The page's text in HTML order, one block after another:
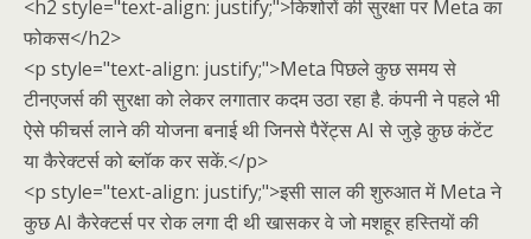
<h2 style="text-align: justify;">किशोरों की सुरक्षा पर Meta का
फोकस</h2>
<p style="text-align: justify;">Meta पिछले कुछ समय से
टीनएजर्स की सुरक्षा को लेकर लगातार कदम उठा रहा है. कंपनी ने पहले भी
ऐसे फीचर्स लाने की योजना बनाई थी जिनसे पैरेंट्स AI से जुड़े कुछ कंटेंट
या कैरेक्टर्स को ब्लॉक कर सकें.</p>
<p style="text-align: justify;">इसी साल की शुरुआत में Meta ने
कुछ AI कैरेक्टर्स पर रोक लगा दी थी खासकर वे जो मशहूर हस्तियों की